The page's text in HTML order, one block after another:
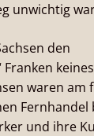
unwichtig
den
waren am
Fernhandel
und ihre